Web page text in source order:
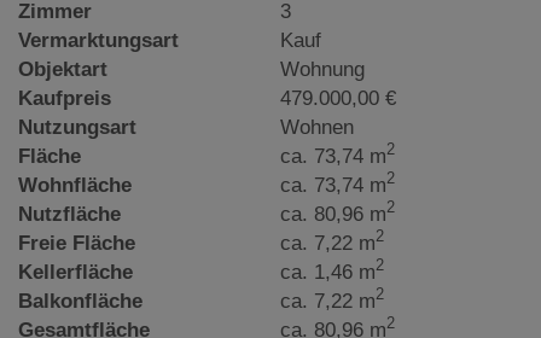
Zimmer
3
Vermarktungsart
Kauf
Objektart
Wohnung
Kaufpreis
479.000,00 €
Nutzungsart
Wohnen
Fläche
ca. 73,74 m2
Wohnfläche ca. 73,74 m2
Nutzfläche ca. 80,96 m2
Freie Fläche ca. 7,22 m2
Kellerfläche ca. 1,46 m2
Balkonfläche ca. 7,22 m2
Gesamtfläche ca. 80,96 m2